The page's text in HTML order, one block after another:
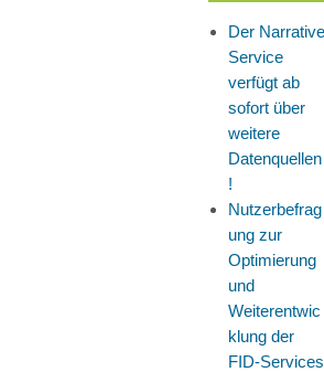
Der Narrative
Service
verfügt ab
sofort über
weitere
Datenquellen
!
Nutzerbefrag
ung zur
Optimierung
und
Weiterentwic
klung der
FID-Services